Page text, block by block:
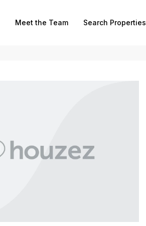
Meet the Team Search Properties